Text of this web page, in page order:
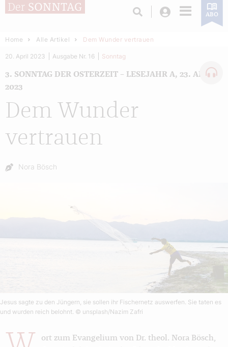
Login ABO
Home Alle Artikel Dem Wunder vertrauen
Dem Wunder
vertrauen
3. SONNTAG DER OSTERZEIT – LESEJAHR A, 23. APRIL
2023
20. April 2023 Ausgabe Nr. 16 Sonntag
Autor:
Nora Bösch
Jesus sagte zu den Jüngern, sie sollen ihr Fischernetz auswerfen. Sie taten es
und wurden reich belohnt. © unsplash/Nazim Zafri
ort zum Evangelium von Dr. theol. Nora Bösch,